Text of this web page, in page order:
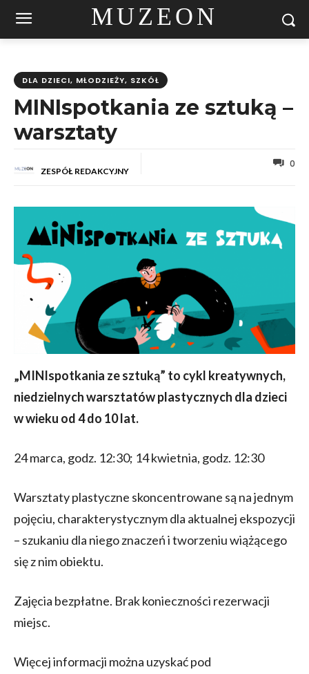
MUZEON
DLA DZIECI, MŁODZIEŻY, SZKÓŁ
MINIspotkania ze sztuką –
warsztaty
ZESPÓŁ REDAKCYJNY
0
„MINIspotkania ze sztuką” to cykl kreatywnych,
niedzielnych warsztatów plastycznych dla dzieci
w wieku od 4 do 10 lat.
24 marca, godz. 12:30; 14 kwietnia, godz. 12:30
Warsztaty plastyczne skoncentrowane są na jednym
pojęciu, charakterystycznym dla aktualnej ekspozycji
– szukaniu dla niego znaczeń i tworzeniu wiążącego
się z nim obiektu.
Zajęcia bezpłatne. Brak konieczności rezerwacji
miejsc.
Więcej informacji można uzyskać pod